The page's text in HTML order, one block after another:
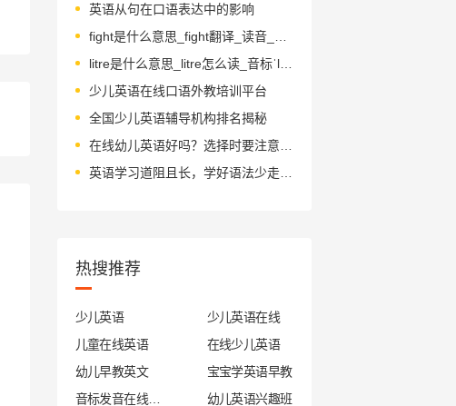
英语从句在口语表达中的影响
litre是什么意思_litre怎么读_音标ˈli-tə(r)
少儿英语在线口语外教培训平台
全国少儿英语辅导机构排名揭秘
热搜推荐
少儿英语
少儿英语在线
儿童在线英语
在线少儿英语
幼儿早教英文
宝宝学英语早教
幼儿英语兴趣班